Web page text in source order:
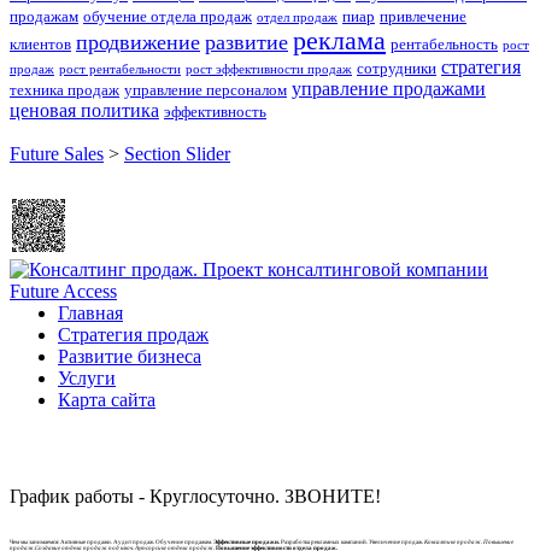
продажам обучение отдела продаж отдел продаж пиар привлечение
клиентов продвижение развитие реклама рентабельность рост
продаж рост рентабельности рост эффективности продаж сотрудники стратегия
техника продаж управление персоналом управление продажами
ценовая политика эффективность
Future Sales > Section Slider
Главная
Стратегия продаж
Развитие бизнеса
Услуги
Карта сайта
График работы - Круглосуточно. ЗВОНИТЕ!
Чем мы занимаемся: Активные продажи. Аудит продаж. Обучение продажам. Эффективные продажи. Разработка рекламных кампаний. Увеличение продаж. Консалтинг продаж. Повышение
продаж.Создание отдела продаж под ключ. Аутсорсинг отдела продаж.
Повышение эффективности отдела продаж.